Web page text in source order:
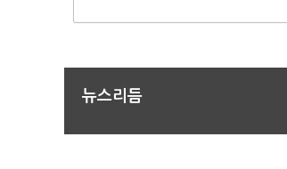
뉴스리듬